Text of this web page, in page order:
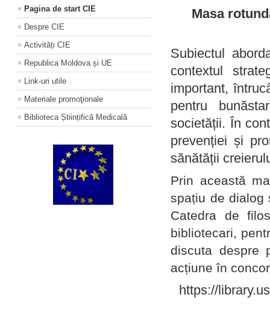
Pagina de start CIE
Despre CIE
Activități CIE
Republica Moldova și UE
Link-uri utile
Materiale promoţionale
Biblioteca Științifică Medicală
Masa
Subiectul
contextul
important,
pentru
societății. În
prevenției și
sănătății
Prin această
spațiu de dialog
Catedra de
bibliotecari,
discuta despre
acțiune în
https://